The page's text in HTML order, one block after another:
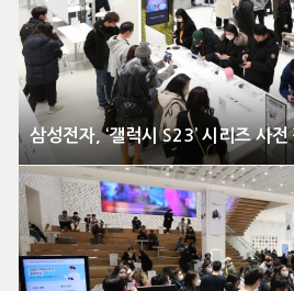
삼성전자, ‘갤럭시 S23’ 시리즈 사